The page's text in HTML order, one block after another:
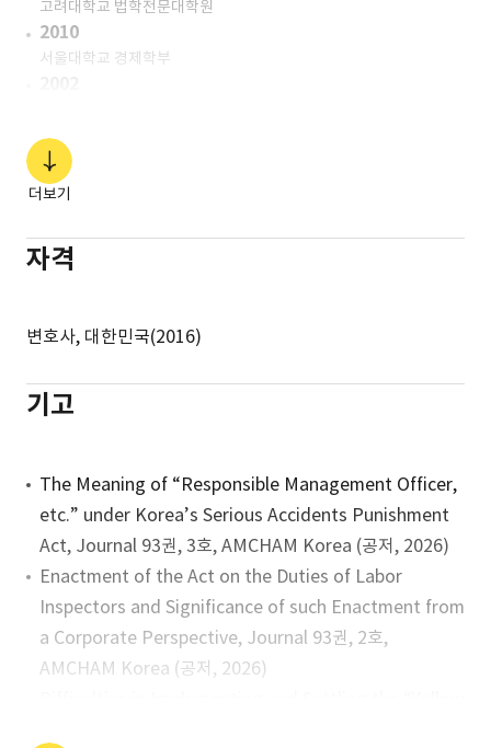
고려대학교 법학전문대학원
2010
서울대학교 경제학부
더보기
자격
변호사, 대한민국(2016)
기고
The Meaning of “Responsible Management Officer,
etc.” under Korea’s Serious Accidents Punishment
Act, Journal 93권, 3호, AMCHAM Korea (공저, 2026)
Enactment of the Act on the Duties of Labor
Inspectors and Significance of such Enactment from
a Corporate Perspective, Journal 93권, 2호,
AMCHAM Korea (공저, 2026)